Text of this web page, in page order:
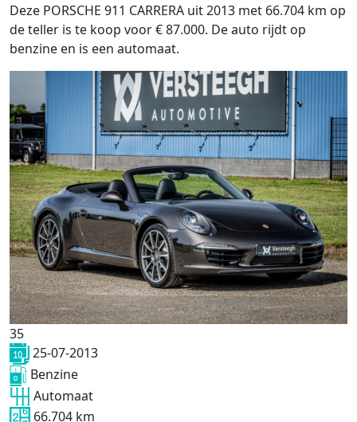
Deze PORSCHE 911 CARRERA uit 2013 met 66.704 km op
de teller is te koop voor € 87.000. De auto rijdt op
benzine en is een automaat.
35
25-07-2013
Benzine
Automaat
66.704 km